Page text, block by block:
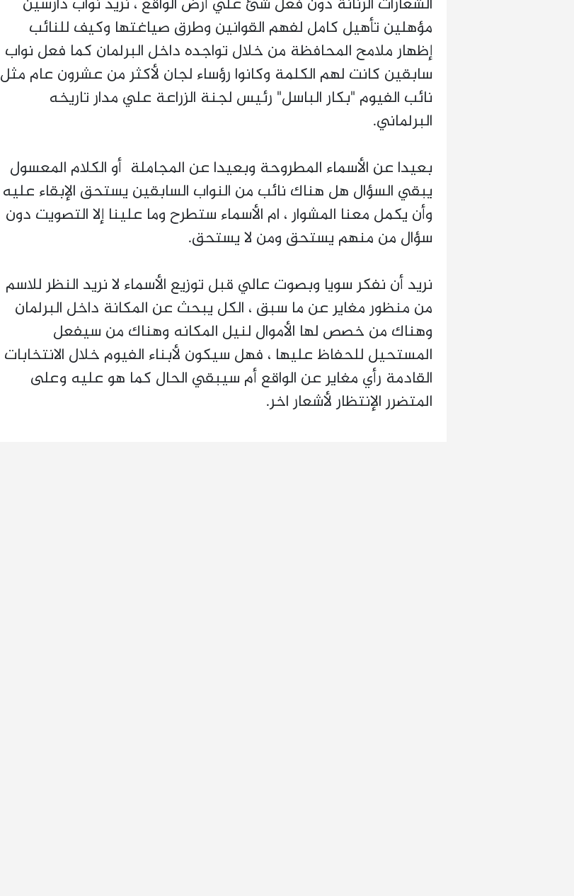
مؤهلين تأهيل كامل لفهم القوانين وطرق صياغتها وكيف للنائب
إظهار ملامح المحافظة من خلال تواجده داخل البرلمان كما فعل نواب
سابقين كانت لهم الكلمة وكانوا رؤساء لجان لأكثر من عشرون عام مثل
نائب الفيوم "بكار الباسل" رئيس لجنة الزراعة علي مدار تاريخه
البرلماني.
بعيدا عن الأسماء المطروحة وبعيدا عن المجاملة أو الكلام المعسول
يبقي السؤال هل هناك نائب من النواب السابقين يستحق الإبقاء عليه
وأن يكمل معنا المشوار ، ام الأسماء ستطرح وما علينا إلا التصويت دون
سؤال من منهم يستحق ومن لا يستحق.
نريد أن نفكر سويا وبصوت عالي قبل توزيع الأسماء لا نريد النظر للاسم
من منظور مغاير عن ما سبق ، الكل يبحث عن المكانة داخل البرلمان
وهناك من خصص لها الأموال لنيل المكانه وهناك من سيفعل
المستحيل للحفاظ عليها ، فهل سيكون لأبناء الفيوم خلال الانتخابات
القادمة رأي مغاير عن الواقع أم سيبقي الحال كما هو عليه وعلى
المتضرر الإنتظار لأشعار اخر.